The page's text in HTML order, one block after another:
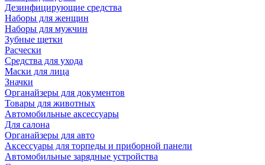
Дезинфицирующие средства
Наборы для женщин
Наборы для мужчин
Зубные щетки
Расчески
Средства для ухода
Маски для лица
Значки
Органайзеры для документов
Товары для животных
Автомобильные аксессуары
Для салона
Органайзеры для авто
Аксессуары для торпеды и приборной панели
Автомобильные зарядные устройства